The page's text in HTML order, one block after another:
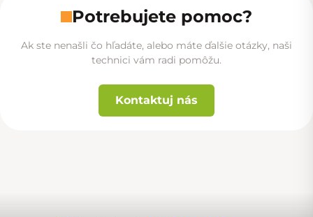
Potrebujete pomoc?
Ak ste nenašli čo hľadáte, alebo máte ďalšie otázky, naši
technici vám radi pomôžu.
Kontaktuj nás